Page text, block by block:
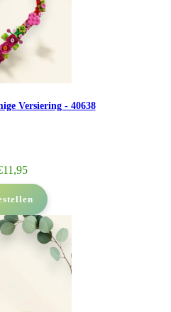
Versiering - 40638
11,95